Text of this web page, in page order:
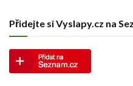
Přidejte si Vyslapy.cz na